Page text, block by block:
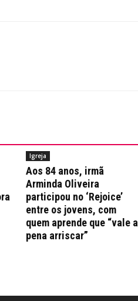
Igreja
Aos 84 anos, irmã
Arminda Oliveira
participou no ‘Rejoice’
entre os jovens, com
quem aprende que “vale a
pena arriscar”